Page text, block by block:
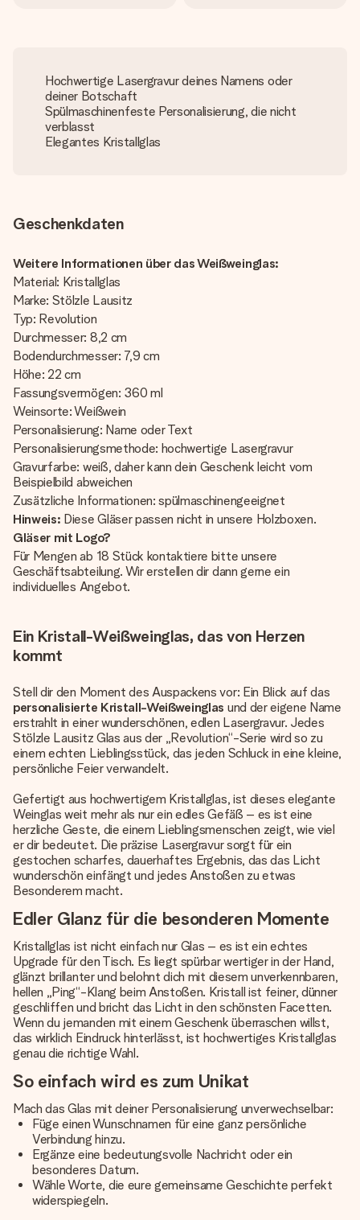
Hochwertige Lasergravur deines Namens oder
deiner Botschaft
Spülmaschinenfeste Personalisierung, die nicht
verblasst
Elegantes Kristallglas
Geschenkdaten
Weitere Informationen über das Weißweinglas:
Material: Kristallglas
Marke: Stölzle Lausitz
Typ: Revolution
Durchmesser: 8,2 cm
Bodendurchmesser: 7,9 cm
Höhe: 22 cm
Fassungsvermögen: 360 ml
Weinsorte: Weißwein
Personalisierung: Name oder Text
Personalisierungsmethode: hochwertige Lasergravur
Gravurfarbe: weiß, daher kann dein Geschenk leicht vom
Beispielbild abweichen
Zusätzliche Informationen: spülmaschinengeeignet
Hinweis: Diese Gläser passen nicht in unsere Holzboxen.
Gläser mit Logo?
Für Mengen ab 18 Stück kontaktiere bitte unsere
Geschäftsabteilung. Wir erstellen dir dann gerne ein
individuelles Angebot.
Ein Kristall-Weißweinglas, das von Herzen
kommt
Stell dir den Moment des Auspackens vor: Ein Blick auf das
personalisierte Kristall-Weißweinglas und der eigene Name
erstrahlt in einer wunderschönen, edlen Lasergravur. Jedes
Stölzle Lausitz Glas aus der „Revolution“-Serie wird so zu
einem echten Lieblingsstück, das jeden Schluck in eine kleine,
persönliche Feier verwandelt.
Gefertigt aus hochwertigem Kristallglas, ist dieses elegante
Weinglas weit mehr als nur ein edles Gefäß – es ist eine
herzliche Geste, die einem Lieblingsmenschen zeigt, wie viel
er dir bedeutet. Die präzise Lasergravur sorgt für ein
gestochen scharfes, dauerhaftes Ergebnis, das das Licht
wunderschön einfängt und jedes Anstoßen zu etwas
Besonderem macht.
Edler Glanz für die besonderen Momente
Kristallglas ist nicht einfach nur Glas – es ist ein echtes
Upgrade für den Tisch. Es liegt spürbar wertiger in der Hand,
glänzt brillanter und belohnt dich mit diesem unverkennbaren,
hellen „Ping“-Klang beim Anstoßen. Kristall ist feiner, dünner
geschliffen und bricht das Licht in den schönsten Facetten.
Wenn du jemanden mit einem Geschenk überraschen willst,
das wirklich Eindruck hinterlässt, ist hochwertiges Kristallglas
genau die richtige Wahl.
So einfach wird es zum Unikat
Mach das Glas mit deiner Personalisierung unverwechselbar:
Füge einen Wunschnamen für eine ganz persönliche
Verbindung hinzu.
Ergänze eine bedeutungsvolle Nachricht oder ein
besonderes Datum.
Wähle Worte, die eure gemeinsame Geschichte perfekt
widerspiegeln.